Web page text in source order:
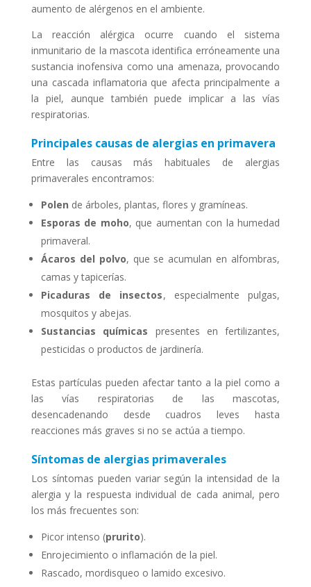
aumento de alérgenos en el ambiente.
La reacción alérgica ocurre cuando el sistema
inmunitario de la mascota identifica erróneamente una
sustancia inofensiva como una amenaza, provocando
una cascada inflamatoria que afecta principalmente a
la piel, aunque también puede implicar a las vías
respiratorias.
Principales causas de alergias en primavera
Entre las causas más habituales de alergias
primaverales encontramos:
Polen de árboles, plantas, flores y gramíneas.
Esporas de moho, que aumentan con la humedad
primaveral.
Ácaros del polvo, que se acumulan en alfombras,
camas y tapicerías.
Picaduras de insectos, especialmente pulgas,
mosquitos y abejas.
Sustancias químicas presentes en fertilizantes,
pesticidas o productos de jardinería.
Estas partículas pueden afectar tanto a la piel como a
las vías respiratorias de las mascotas,
desencadenando desde cuadros leves hasta
reacciones más graves si no se actúa a tiempo.
Síntomas de alergias primaverales
Los síntomas pueden variar según la intensidad de la
alergia y la respuesta individual de cada animal, pero
los más frecuentes son:
Picor intenso (prurito).
Enrojecimiento o inflamación de la piel.
Rascado, mordisqueo o lamido excesivo.